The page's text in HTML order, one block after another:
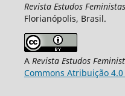
Revista Estudos Feministas
Florianópolis, Brasil.
A Revista Estudos
Commons Atribuição